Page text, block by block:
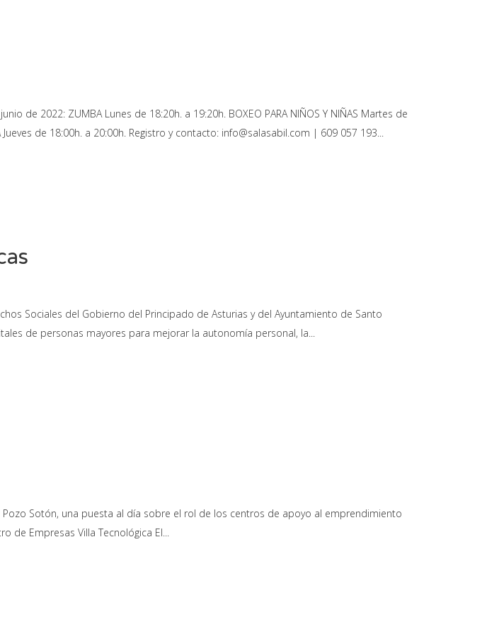
de 2022: ZUMBA Lunes de 18:20h. a 19:20h. BOXEO PARA NIÑOS Y NIÑAS Martes de
Jueves de 18:00h. a 20:00h. Registro y contacto: info@salasabil.com | 609 057 193
Sociales del Gobierno del Principado de Asturias y del Ayuntamiento de Santo
de personas mayores para mejorar la autonomía personal, la
Sotón, una puesta al día sobre el rol de los centros de apoyo al emprendimiento
de Empresas Villa Tecnológica El